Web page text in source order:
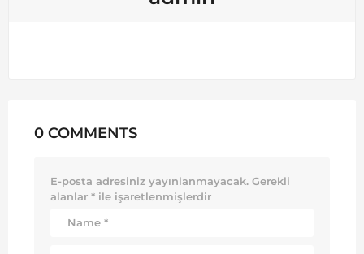
0 COMMENTS
E-posta adresiniz yayınlanmayacak. Gerekli
alanlar * ile işaretlenmişlerdir